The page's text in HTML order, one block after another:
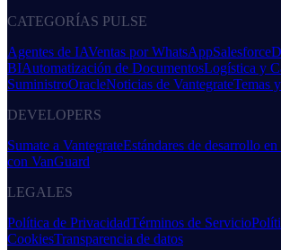
CATEGORÍAS PULSE
Agentes de IAVentas por WhatsAppSalesforce
BIAutomatización de DocumentosLogística y
SuministroOracleNoticias de VantegrateTemas
DEVELOPERS
Sumate a VantegrateEstándares de desarrollo
con VanGuard
LEGALES
Política de PrivacidadTérminos de Servicio
CookiesTransparencia de datos